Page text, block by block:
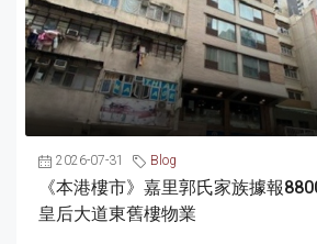
2026-07-31 Blog
《本港樓市》嘉里郭氏家族據報
皇后大道東舊樓物業